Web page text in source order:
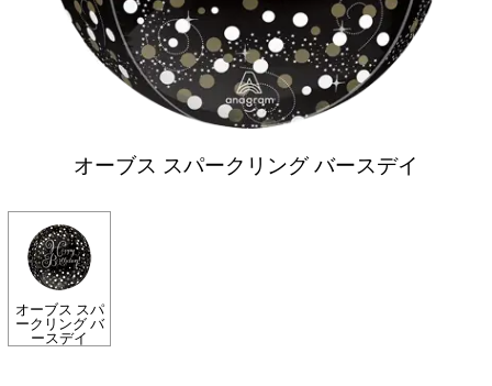
オーブス スパークリング バースデイ
オーブス スパ
ークリング バ
ースデイ